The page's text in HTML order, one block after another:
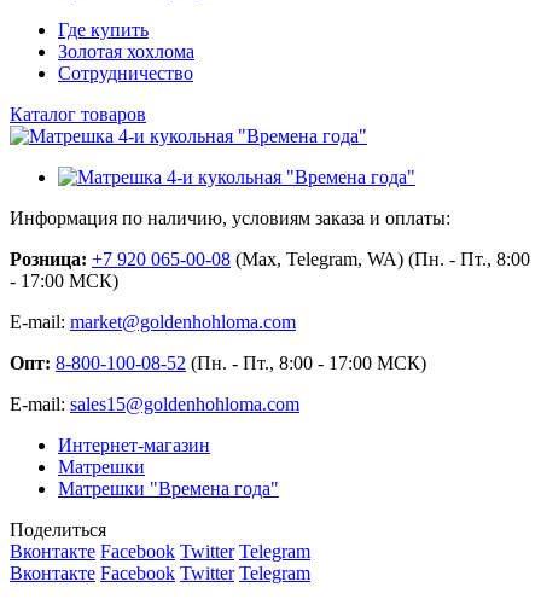
Где купить
Золотая хохлома
Сотрудничество
Каталог товаров
Информация по наличию, условиям заказа и оплаты:
Розница: +7 920 065-00-08 (Max, Telegram, WA) (Пн. - Пт., 8:00
- 17:00 МСК)
E-mail: market@goldenhohloma.com
Опт: 8-800-100-08-52 (Пн. - Пт., 8:00 - 17:00 МСК)
E-mail: sales15@goldenhohloma.com
Интернет-магазин
Матрешки
Матрешки "Времена года"
Поделиться
Вконтакте Facebook Twitter Telegram
Вконтакте Facebook Twitter Telegram